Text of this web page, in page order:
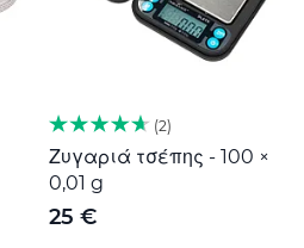
2
Ζυγαριά τσέπης - 100 ×
0,01 g
25 €